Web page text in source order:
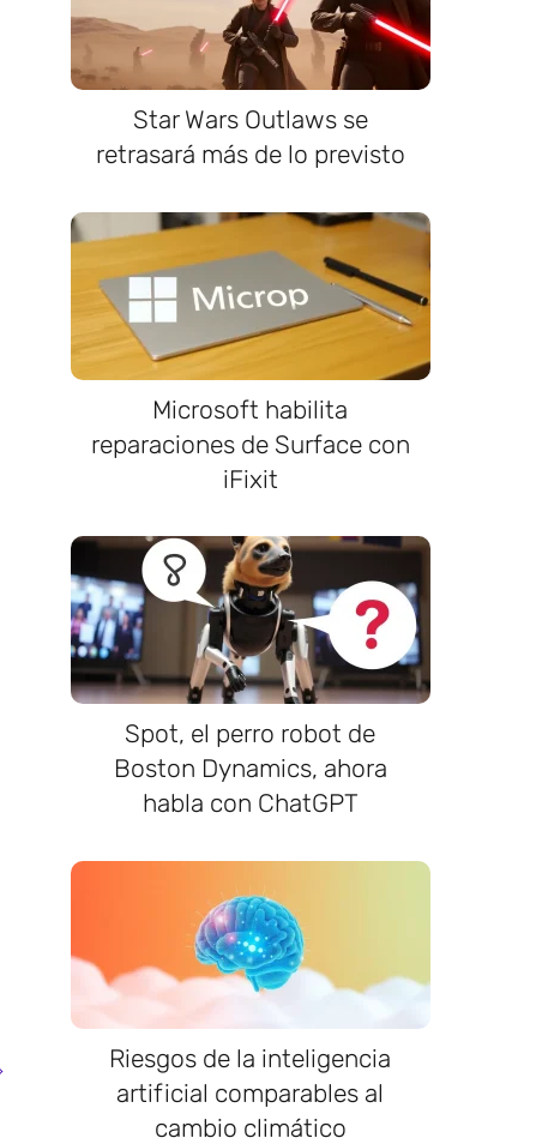
Star Wars Outlaws se
retrasará más de lo previsto
Microsoft habilita
reparaciones de Surface con
iFixit
Spot, el perro robot de
Boston Dynamics, ahora
habla con ChatGPT
Riesgos de la inteligencia
artificial comparables al
cambio climático